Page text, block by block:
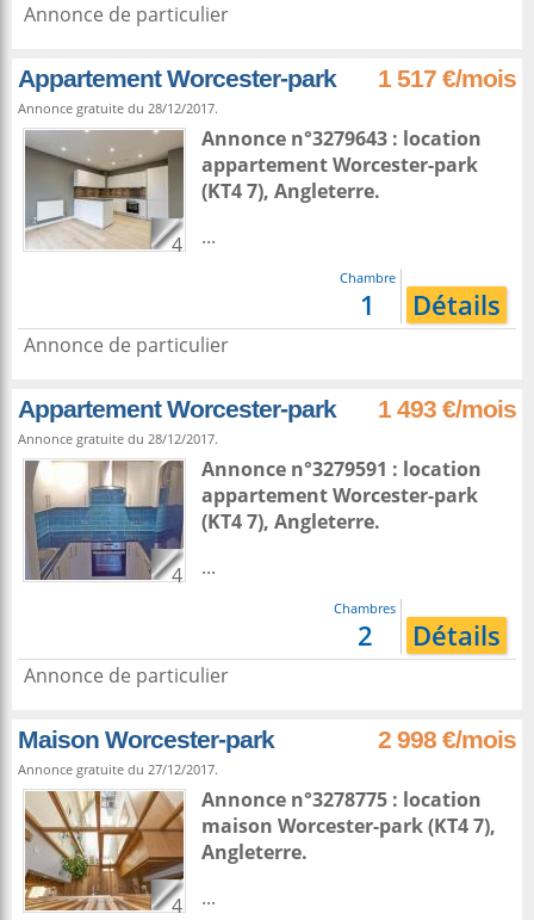
Annonce de particulier
Appartement Worcester-park 1 517 €/mois
Annonce gratuite du 28/12/2017.
4
Annonce n°3279643 : location
appartementWorcester-park
(KT4 7), Angleterre.
...
Chambre
1 Détails
Annonce de particulier
Appartement Worcester-park 1 493 €/mois
Annonce gratuite du 28/12/2017.
4
Annonce n°3279591 : location
appartementWorcester-park
(KT4 7), Angleterre.
...
Chambres
2 Détails
Annonce de particulier
Maison Worcester-park 2 998 €/mois
Annonce gratuite du 27/12/2017.
4
Annonce n°3278775 : location
maison Worcester-park(KT4 7),
Angleterre.
...